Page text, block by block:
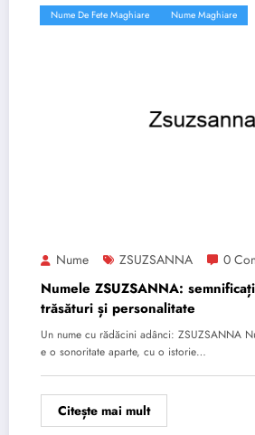
Nume De Fete Maghiare Nume Maghiare
Nume ZSUZSANNA 0
Numele ZSUZSANNA:
trăsături și personalitate
Un nume cu rădăcini adânci: ZSUZSANNA
e o sonoritate aparte, cu o istorie…
Citește mai mult